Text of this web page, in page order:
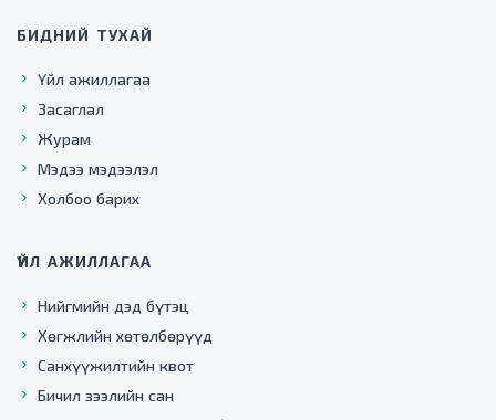
БИДНИЙ ТУХАЙ
Үйл ажиллагаа
Засаглал
Журам
Мэдээ мэдээлэл
Холбоо барих
ҮЙЛ АЖИЛЛАГАА
Нийгмийн дэд бүтэц
Хөгжлийн хөтөлбөрүүд
Санхүүжилтийн квот
Бичил зээлийн сан